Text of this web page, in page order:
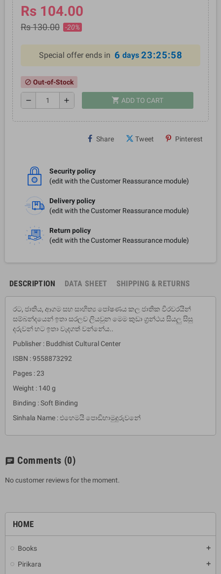
HOME
Books add
Pirikara add
Rs 104.00
Rs 130.00 -20%
Special offer ends in 6 days 23:25:58
block Out-of-Stock
remove add shopping_cart ADD TO CART
Share Tweet Pinterest
Security policy
(edit with the Customer Reassurance module)
Delivery policy
(edit with the Customer Reassurance module)
Return policy
(edit with the Customer Reassurance module)
DESCRIPTION DATA SHEET SHIPPING & RETURNS
රට, ජාතිය, ආගම සහ සාහිත්‍ය පෝෂණය කල ජාතික වීරවරයින්
සම්බන්දයෙන් ඉතා සරලව ලියවුන මෙම කුඩා ග්‍රන්ථය සියලු සිසු
දරුවන් හට ඉතා වැදගත් වන්නේය..
Publisher : Buddhist Cultural Center
ISBN : 9558873292
Pages : 23
Weight : 140 g
Binding : Soft Binding
Sinhala Name : එහෙමයි පොඩිහාමුදුරුවනේ
chat Comments (0)
No customer reviews for the moment.